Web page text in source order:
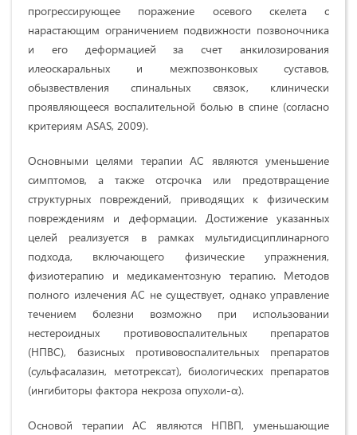
прогрессирующее поражение осевого скелета с
нарастающим ограничением подвижности позвоночника
и его деформацией за счет анкилозирования
илеоскаральных и межпозвонковых суставов,
обызвествления спинальных связок, клинически
проявляющееся воспалительной болью в спине (согласно
критериям ASAS, 2009).
Основными целями терапии АС являются уменьшение
симптомов, а также отсрочка или предотвращение
структурных повреждений, приводящих к физическим
повреждениям и деформации. Достижение указанных
целей реализуется в рамках мультидисциплинарного
подхода, включающего физические упражнения,
физиотерапию и медикаментозную терапию. Методов
полного излечения АС не существует, однако управление
течением болезни возможно при использовании
нестероидных противовоспалительных препаратов
(НПВС), базисных противовоспалительных препаратов
(сульфасалазин, метотрексат), биологических препаратов
(ингибиторы фактора некроза опухоли-α).
Основой терапии АС являются НПВП, уменьшающие